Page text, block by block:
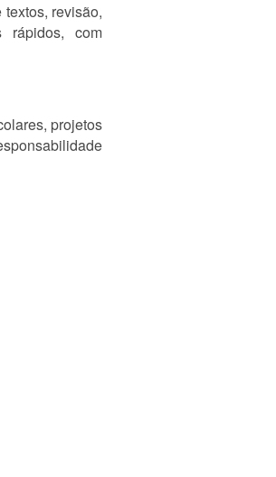
revisão,
rápidos, com
projetos